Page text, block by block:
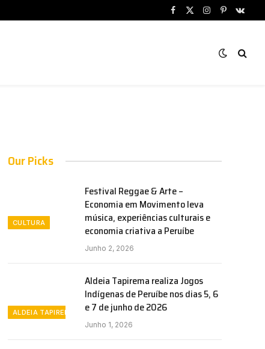
Facebook
X
Instagram
Pinterest
Our Picks
CULTURA
Festival Reggae & Arte –
Economia em Movimento leva
música, experiências culturais e
economia criativa a Peruíbe
Junho 2, 2026
ALDEIA TAPIREMA
Aldeia Tapirema realiza Jogos
Indígenas de Peruíbe nos dias 5, 6
e 7 de junho de 2026
Junho 1, 2026